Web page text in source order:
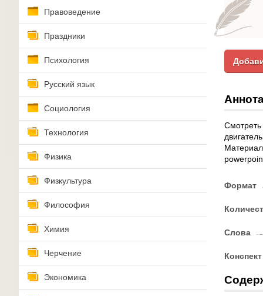
Правоведение
Праздники
Психология
Русский язык
Социология
Технология
Физика
Физкультура
Философия
Химия
Черчение
Экономика
Формат
Слова
Конспект